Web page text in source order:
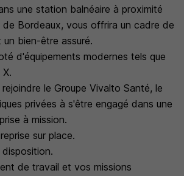
une station balnéaire à proximité
Bordeaux, vous offrira un cadre de
bien-être assuré.
d'équipements modernes tels que
le Groupe Vivalto Santé, le
privées à s'être engagé dans une
à mission.
sur place.
disposition.
de travail et vos missions